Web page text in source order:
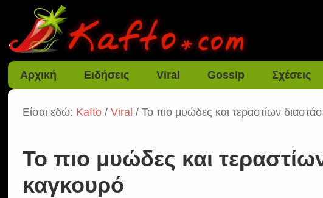
Αρχική Ειδήσεις Viral Gossip Σχέσεις
Είσαι εδώ: Kafto /Viral / Το πιο μυώδες και τεραστίων
Το πιο μυώδες και
καγκουρό